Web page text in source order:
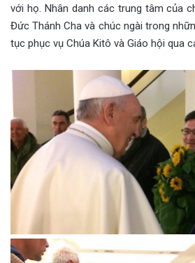
với họ. Nhân danh các trung tâm của
Đức Thánh Cha và chúc ngài trong
tục phục vụ Chúa Kitô và Giáo hội qua